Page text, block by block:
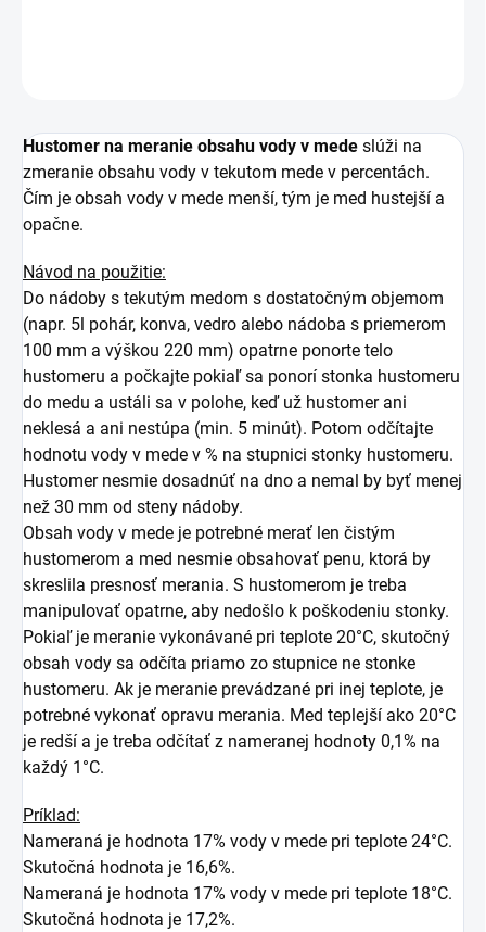
Hustomer na meranie obsahu vody v mede slúži na
zmeranie obsahu vody v tekutom mede v percentách.
Čím je obsah vody v mede menší, tým je med hustejší a
opačne.
Návod na použitie:
Do nádoby s tekutým medom s dostatočným objemom
(napr. 5l pohár, konva, vedro alebo nádoba s priemerom
100 mm a výškou 220 mm) opatrne ponorte telo
hustomeru a počkajte pokiaľ sa ponorí stonka hustomeru
do medu a ustáli sa v polohe, keď už hustomer ani
neklesá a ani nestúpa (min. 5 minút). Potom odčítajte
hodnotu vody v mede v % na stupnici stonky hustomeru.
Hustomer nesmie dosadnúť na dno a nemal by byť menej
než 30 mm od steny nádoby.
Obsah vody v mede je potrebné merať len čistým
hustomerom a med nesmie obsahovať penu, ktorá by
skreslila presnosť merania. S hustomerom je treba
manipulovať opatrne, aby nedošlo k poškodeniu stonky.
Pokiaľ je meranie vykonávané pri teplote 20°C, skutočný
obsah vody sa odčíta priamo zo stupnice ne stonke
hustomeru. Ak je meranie prevádzané pri inej teplote, je
potrebné vykonať opravu merania. Med teplejší ako 20°C
je redší a je treba odčítať z nameranej hodnoty 0,1% na
každý 1°C.
Príklad:
Nameraná je hodnota 17% vody v mede pri teplote 24°C.
Skutočná hodnota je 16,6%.
Nameraná je hodnota 17% vody v mede pri teplote 18°C.
Skutočná hodnota je 17,2%.